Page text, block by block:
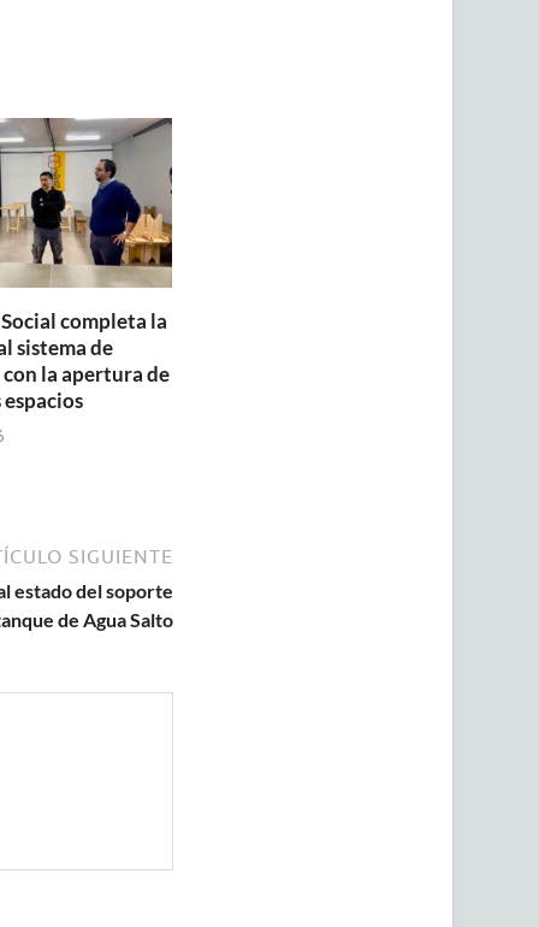
completa la
sistema de
la apertura de
SIGUIENTE
estado del soporte
de Agua Salto